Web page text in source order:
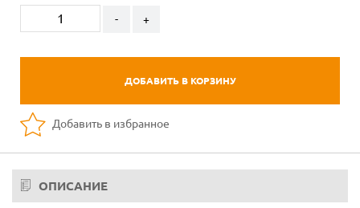
- +
ДОБАВИТЬ В КОРЗИНУ
Добавить в избранное
ОПИСАНИЕ